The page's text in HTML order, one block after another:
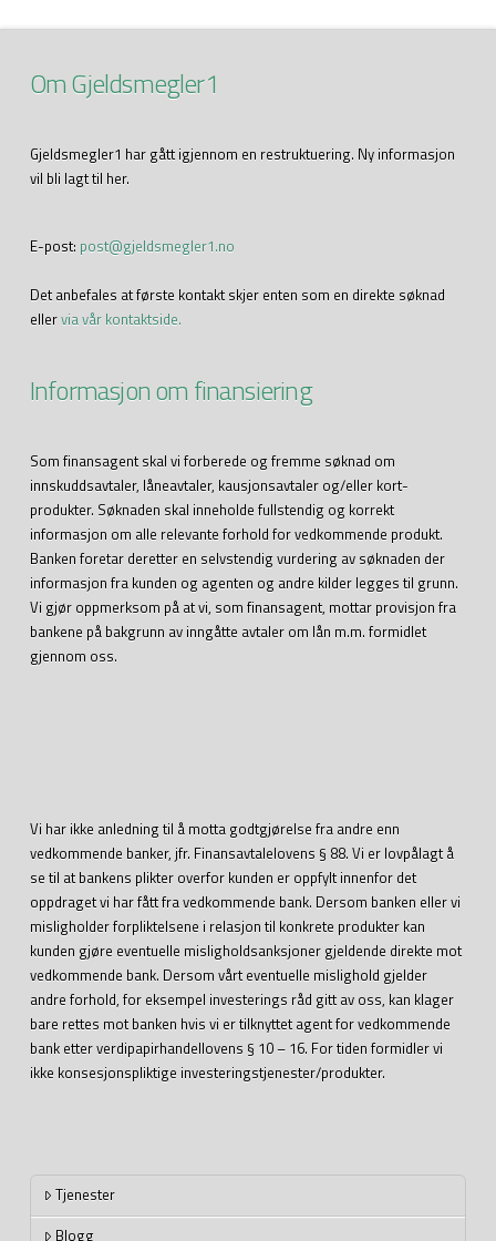
Om Gjeldsmegler1
Gjeldsmegler1 har gått igjennom en restruktuering. Ny informasjon
vil bli lagt til her.
E-post: post@gjeldsmegler1.no
Det anbefales at første kontakt skjer enten som en direkte søknad
ellervia vår kontaktside.
Informasjon om finansiering
Som finansagent skal vi forberede og fremme søknad om
innskuddsavtaler, låneavtaler, kausjonsavtaler og/eller kort-
produkter. Søknaden skal inneholde fullstendig og korrekt
informasjon om alle relevante forhold for vedkommende produkt.
Banken foretar deretter en selvstendig vurdering av søknaden der
informasjon fra kunden og agenten og andre kilder legges til grunn.
Vi gjør oppmerksom på at vi, som finansagent, mottar provisjon fra
bankene på bakgrunn av inngåtte avtaler om lån m.m. formidlet
gjennom oss.
Vi har ikke anledning til å motta godtgjørelse fra andre enn
vedkommende banker, jfr. Finansavtalelovens § 88. Vi er lovpålagt å
se til at bankens plikter overfor kunden er oppfylt innenfor det
oppdraget vi har fått fra vedkommende bank. Dersom banken eller vi
misligholder forpliktelsene i relasjon til konkrete produkter kan
kunden gjøre eventuelle misligholdsanksjoner gjeldende direkte mot
vedkommende bank. Dersom vårt eventuelle mislighold gjelder
andre forhold, for eksempel investerings råd gitt av oss, kan klager
bare rettes mot banken hvis vi er tilknyttet agent for vedkommende
bank etter verdipapirhandellovens § 10 – 16. For tiden formidler vi
ikke konsesjonspliktige investeringstjenester/produkter.
Tjenester
Blogg